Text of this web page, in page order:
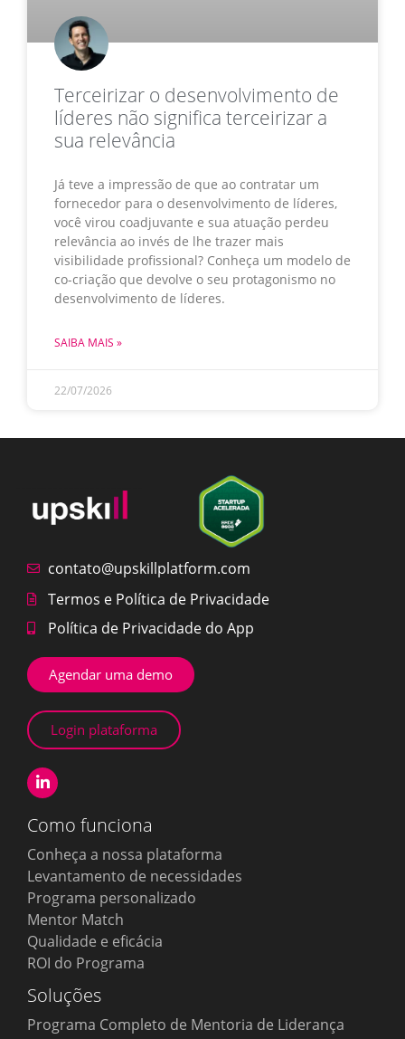
Terceirizar o desenvolvimento de
líderes não significa terceirizar a
sua relevância
Já teve a impressão de que ao contratar um
fornecedor para o desenvolvimento de líderes,
você virou coadjuvante e sua atuação perdeu
relevância ao invés de lhe trazer mais
visibilidade profissional? Conheça um modelo de
co-criação que devolve o seu protagonismo no
desenvolvimento de líderes.
SAIBA MAIS »
22/07/2026
contato@upskillplatform.com
Termos e Política de Privacidade
Política de Privacidade do App
Agendar uma demo
Login plataforma
Como funciona
Conheça a nossa plataforma
Levantamento de necessidades
Programa personalizado
Mentor Match
Qualidade e eficácia
ROI do Programa
Soluções
Programa Completo de Mentoria de Liderança